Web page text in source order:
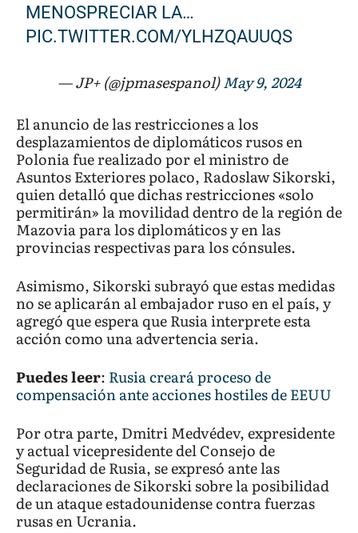
MENOSPRECIAR LA…
PIC.TWITTER.COM/YLHZQAUUQS
— JP+ (@jpmasespanol)May 9, 2024
El anuncio de las restricciones a los
desplazamientos de diplomáticos rusos en
Polonia fue realizado por el ministro de
Asuntos Exteriores polaco, Radoslaw Sikorski,
quien detalló que dichas restricciones «solo
permitirán» la movilidad dentro de la región de
Mazovia para los diplomáticos y en las
provincias respectivas para los cónsules.
Asimismo, Sikorski subrayó que estas medidas
no se aplicarán al embajador ruso en el país, y
agregó que espera que Rusia interprete esta
acción como una advertencia seria.
Puedes leer: Rusia creará proceso de
compensación ante acciones hostiles de EEUU
Por otra parte, Dmitri Medvédev, expresidente
y actual vicepresidente del Consejo de
Seguridad de Rusia, se expresó ante las
declaraciones de Sikorski sobre la posibilidad
de un ataque estadounidense contra fuerzas
rusas en Ucrania.